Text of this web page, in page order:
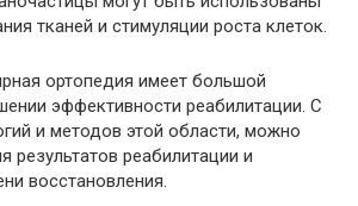
тканей и стимуляции роста клеток.
ортопедия имеет большой
эффективности реабилитации. С
и методов этой области, можно
результатов реабилитации и
восстановления.